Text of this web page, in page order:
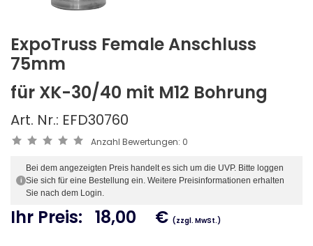
ExpoTruss Female Anschluss
75mm
für XK-30/40 mit M12 Bohrung
Art. Nr.: EFD30760
Anzahl Bewertungen: 0
i
Bei dem angezeigten Preis handelt es sich um die UVP. Bitte loggen
Sie sich für eine Bestellung ein. Weitere Preisinformationen erhalten
Sie nach dem Login.
Ihr Preis: 18,00 € (zzgl. MwSt.)